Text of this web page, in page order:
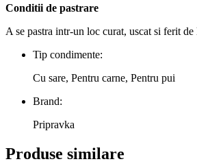
Conditii de pastrare
A se pastra intr-un loc curat, uscat si ferit
Tip condimente:
Cu sare, Pentru carne, Pentru pui
Brand:
Pripravka
Produse similare